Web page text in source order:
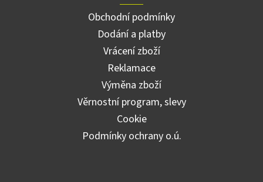
Obchodní podmínky
Dodání a platby
Vrácení zboží
Reklamace
Výměna zboží
Věrnostní program, slevy
Cookie
Podmínky ochrany o.ú.